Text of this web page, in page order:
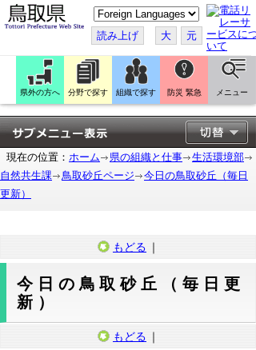
こ
の
ペ
ー
ジ
翻
訳
す
る
読み上げ 大 元
県外の方へ 分野で探す 組織で探す 防災 緊急 メニュー
現在の位置： ホーム 県の組織と仕事
生活環境部
自然共生課
鳥取砂丘ページ
今日の鳥取砂丘（毎日
更新）
もどる ｜
今日の鳥取砂丘（毎日更
新）
もどる ｜